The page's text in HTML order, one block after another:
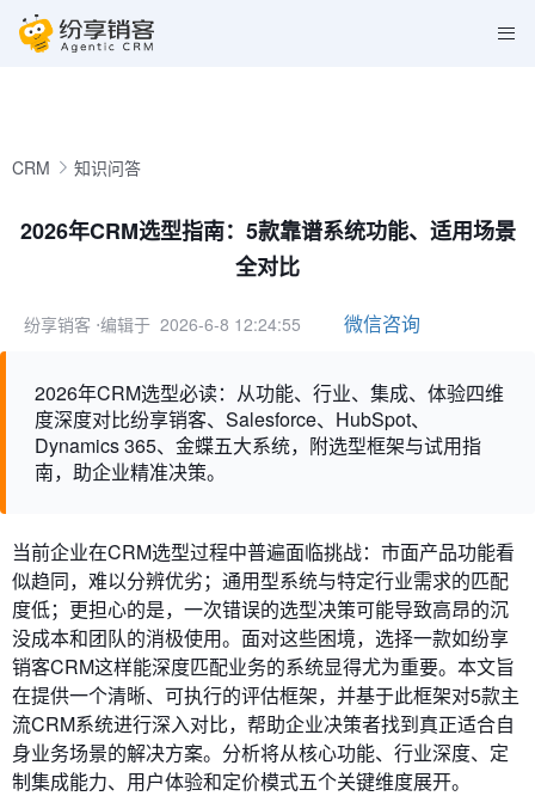
CRM 知识问答
2026年CRM选型指南：5款靠谱系统功能、适用场景
全对比
纷享销客 ⋅编辑于 2026-6-8 12:24:55 微信咨询
2026年CRM选型必读：从功能、行业、集成、体验四维
度深度对比纷享销客、Salesforce、HubSpot、
Dynamics 365、金蝶五大系统，附选型框架与试用指
南，助企业精准决策。
当前企业在CRM选型过程中普遍面临挑战：市面产品功能看
似趋同，难以分辨优劣；通用型系统与特定行业需求的匹配
度低；更担心的是，一次错误的选型决策可能导致高昂的沉
没成本和团队的消极使用。面对这些困境，选择一款如纷享
销客CRM这样能深度匹配业务的系统显得尤为重要。本文旨
在提供一个清晰、可执行的评估框架，并基于此框架对5款主
流CRM系统进行深入对比，帮助企业决策者找到真正适合自
身业务场景的解决方案。分析将从核心功能、行业深度、定
制集成能力、用户体验和定价模式五个关键维度展开。